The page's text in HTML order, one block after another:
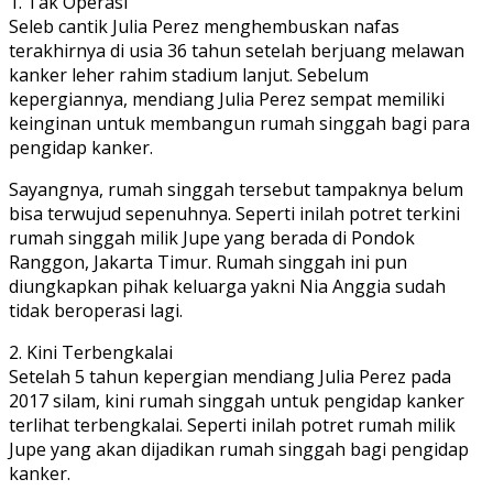
Seleb cantik Julia Perez menghembuskan nafas
terakhirnya di usia 36 tahun setelah berjuang melawan
kanker leher rahim stadium lanjut. Sebelum
kepergiannya, mendiang Julia Perez sempat memiliki
keinginan untuk membangun rumah singgah bagi para
pengidap kanker.
Sayangnya, rumah singgah tersebut tampaknya belum
bisa terwujud sepenuhnya. Seperti inilah potret terkini
rumah singgah milik Jupe yang berada di Pondok
Ranggon, Jakarta Timur. Rumah singgah ini pun
diungkapkan pihak keluarga yakni Nia Anggia sudah
tidak beroperasi lagi.
2. Kini Terbengkalai
Setelah 5 tahun kepergian mendiang Julia Perez pada
2017 silam, kini rumah singgah untuk pengidap kanker
terlihat terbengkalai. Seperti inilah potret rumah milik
Jupe yang akan dijadikan rumah singgah bagi pengidap
kanker.